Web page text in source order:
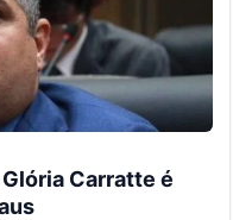
Carratte é